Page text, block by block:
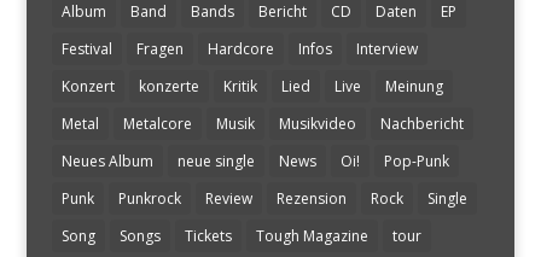
Album Band Bands Bericht CD Daten
EP
Festival
Fragen Hardcore Infos
Interview
Konzert
konzerte Kritik Lied Live
Meinung
Metal
Metalcore Musik Musikvideo
Nachbericht
Neues Album
neue single News Oi!
Pop-Punk
Punk
Punkrock Review Rezension Rock
Single
Song
Songs Tickets Tough Magazine tour